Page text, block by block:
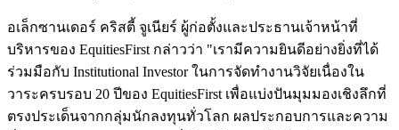
อเล็กซานเดอร์ คริสตี้ จูเนียร์ ผู้ก่อตั้งและประธานเจ้าหน้าที่
บริหารของ EquitiesFirst กล่าวว่า "เรามีความยินดีอย่างยิ่งที่ได้
ร่วมมือกับ Institutional Investor ในการจัดทำงานวิจัยเนื่องใน
วาระครบรอบ 20 ปีของ EquitiesFirst เพื่อแบ่งปันมุมมองเชิงลึกที่
ตรงประเด็นจากกลุ่มนักลงทุนทั่วโลก ผลประกอบการและความ